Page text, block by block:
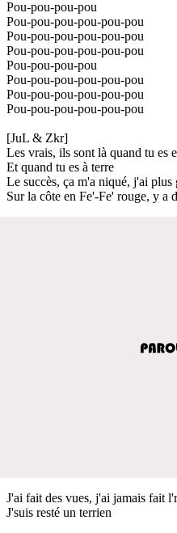
Pou-pou-pou-pou
Pou-pou-pou-pou-pou-pou
Pou-pou-pou-pou-pou-pou
Pou-pou-pou-pou-pou-pou
Pou-pou-pou-pou
Pou-pou-pou-pou-pou-pou
Pou-pou-pou-pou-pou-pou
Pou-pou-pou-pou-pou-pou
[JuL & Zkr]
Les vrais, ils sont là quand tu es
Et quand tu es à terre
Le succès, ça m'a niqué, j'ai plus
Sur la côte en Fe'-Fe' rouge, y a
J'ai fait des vues, j'ai jamais fait
J'suis resté un terrien